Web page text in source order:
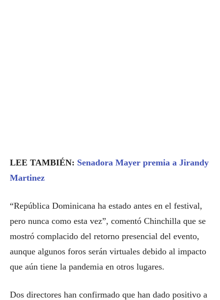
LEE TAMBIÉN: Senadora Mayer premia a Jirandy
Martinez
“República Dominicana ha estado antes en el festival,
pero nunca como esta vez”, comentó Chinchilla que se
mostró complacido del retorno presencial del evento,
aunque algunos foros serán virtuales debido al impacto
que aún tiene la pandemia en otros lugares.
Dos directores han confirmado que han dado positivo a